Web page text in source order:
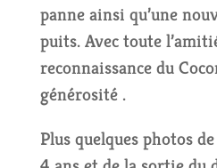
panne ainsi qu’une
puits. Avec toute
reconnaissance du
générosité .
Plus quelques photos